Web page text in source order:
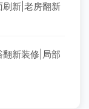
刷新|老房翻新
新装修|局部